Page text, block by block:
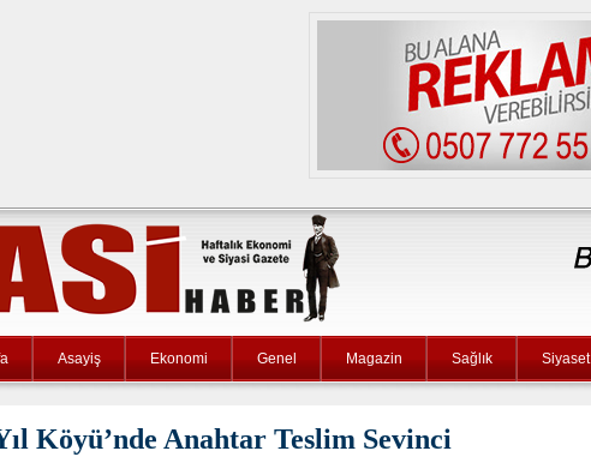
Asayiş Ekonomi Genel Magazin Sağlık Siyaset
Köyü’nde Anahtar Teslim Sevinci